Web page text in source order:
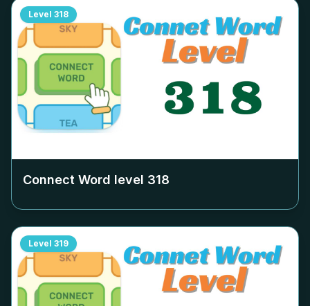
Level 318
Connect Word level 318
Level 319